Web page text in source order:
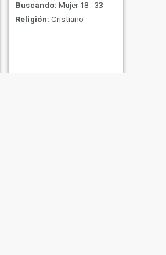
Buscando: Mujer 18 - 33
Religión: Cristiano